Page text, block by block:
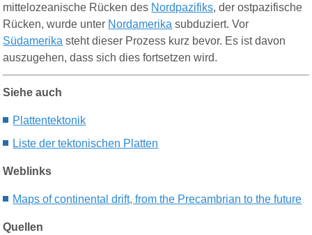
mittelozeanische Rücken des Nordpazifiks, der ostpazifische
Rücken, wurde unter Nordamerika subduziert. Vor
Südamerika steht dieser Prozess kurz bevor. Es ist davon
auszugehen, dass sich dies fortsetzen wird.
Siehe auch
P lattentektonik
Liste der tektonischen Platten
Weblinks
Maps of continental drift, from the Precambrian to the future
Quellen